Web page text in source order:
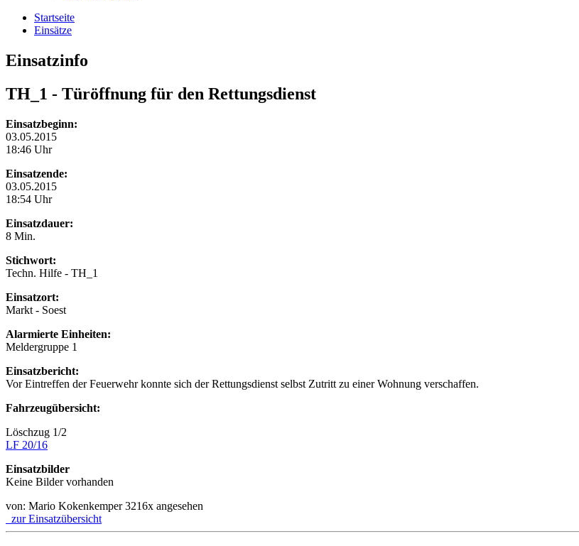
Startseite
Einsätze
Einsatzinfo
TH_1 - Türöffnung für den Rettungsdienst
Einsatzbeginn:
03.05.2015
18:46 Uhr
Einsatzende:
03.05.2015
18:54 Uhr
Einsatzdauer:
8 Min.
Stichwort:
Techn. Hilfe - TH_1
Einsatzort:
Markt - Soest
Alarmierte Einheiten:
Meldergruppe 1
Einsatzbericht:
Vor Eintreffen der Feuerwehr konnte sich der Rettungsdienst selbst Zutritt zu einer Wohnung verschaffen.
Fahrzeugübersicht:
Löschzug 1/2
LF 20/16
Einsatzbilder
Keine Bilder vorhanden
von: Mario Kokenkemper3216x angesehen
zur Einsatzübersicht